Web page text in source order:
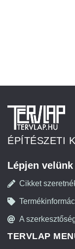
ÉPÍTÉSZETI
Lépjen
Cikket
A
TERVLAP